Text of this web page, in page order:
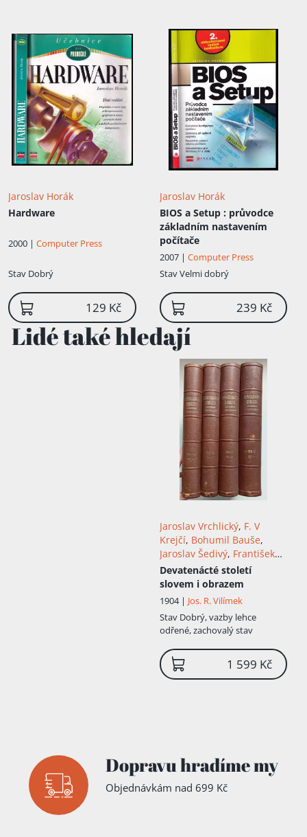
Jaroslav Horák
Hardware
2000 | Computer Press
Stav Dobrý
129 Kč
Jaroslav Horák
BIOS a Setup : průvodce
základním nastavením
počítače
2007 | Computer Press
StavVelmi dobrý
239 Kč
Lidé také hledají
Jaroslav Vrchlický, F. V
Krejčí, Bohumil Bauše,
Jaroslav Šedivý, František
Xaver Harlas,Karel
Štěpánek ,František Mašek
Karel Jonáš
Josef Jakub
Toužimský, Jaromír
Borecký,Jan Ladecký,
Ondřej Schrutz, Jaroslav
Preis,Alois Irmler,Josef
Klika
Devatenácté století
slovem i obrazem
1904 | Jos. R. Vilímek
Stav Dobrý, vazby lehce
odřené, zachovalý stav
1 599 Kč
Dopravu hradíme my
Objednávkám nad 699 Kč